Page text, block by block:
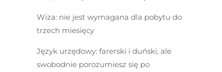
Wiza: nie jest wymagana dla pobytu do
trzech miesięcy
Język urzędowy: farerski i duński, ale
swobodnie porozumiesz się po